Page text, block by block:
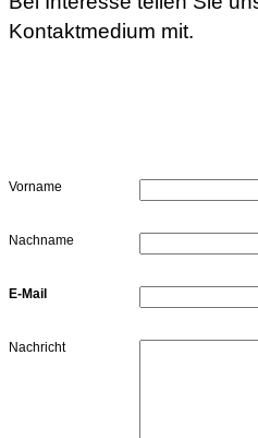
Kontaktmedium mit.
Vorname
Nachname
E-Mail
Nachricht